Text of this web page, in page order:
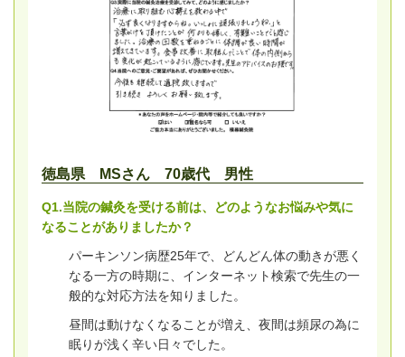
徳島県 MSさん 70歳代 男性
Q1.当院の鍼灸を受ける前は、どのようなお悩みや気に
なることがありましたか？
パーキンソン病歴25年で、どんどん体の動きが悪く
なる一方の時期に、インターネット検索で先生の一
般的な対応方法を知りました。
昼間は動けなくなることが増え、夜間は頻尿の為に
眠りが浅く辛い日々でした。